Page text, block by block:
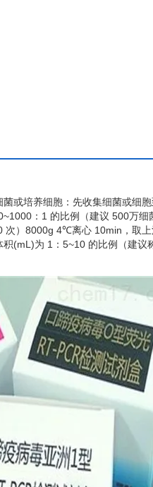
或培养细胞：先收集细菌或细
：1 的比例（建议 500万
次）8000g 4℃离心 10min，取
积(mL)为 1：5~10 的比例（建